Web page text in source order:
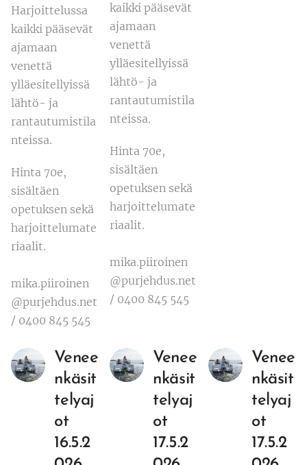
Harjoittelussa
kaikki pääsevät
ajamaan
venettä
ylläesitellyissä
lähtö- ja
rantautumistila
nteissa.
Hinta 70e,
sisältäen
opetuksen sekä
harjoittelumate
riaalit.
mika.piiroinen
@purjehdus.net
/ 0400 845 545
kaikki pääsevät
ajamaan
venettä
ylläesitellyissä
lähtö- ja
rantautumistila
nteissa.
Hinta 70e,
sisältäen
opetuksen sekä
harjoittelumate
riaalit.
mika.piiroinen
@purjehdus.net
/ 0400 845 545
Venee
nkäsit
telyaj
ot
16.5.2
Venee
nkäsit
telyaj
ot
17.5.2
Venee
nkäsit
telyaj
ot
17.5.2